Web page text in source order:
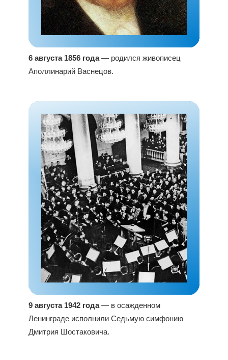
6 августа 1856 года— родился живописец
Аполлинарий Васнецов.
9 августа 1942 года— в осажденном
Ленинграде исполнили Седьмую симфонию
Дмитрия Шостаковича.